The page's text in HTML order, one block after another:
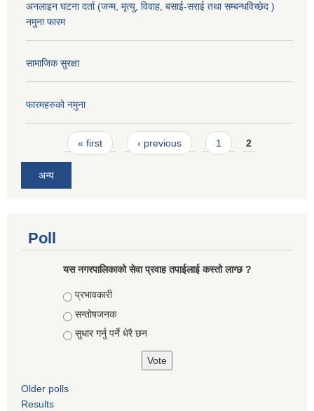
अनलाइन घटना दर्ता (जन्म, मृत्यु, विवाह, बसाई-सराई तथा सम्बन्धविच्छेद )
नमुना फारम
सामाजिक सुरक्षा
फारमहरुको नमुना
Pages« first ‹ previous 1 2
अन्य
Poll
यस नगरपालिकाको सेवा प्रवाह तपाईलाई कस्तो लाग्छ ?
Choices
प्रभावकारी
सन्तोषजनक
सुधार गर्नु पर्ने धेरै छन
Older polls
Results